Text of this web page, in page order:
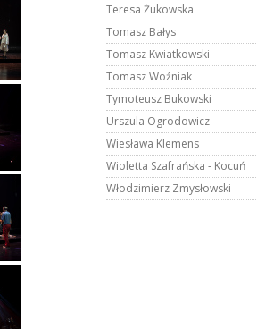
Teresa Żukowska
Tomasz Bałys
Tomasz Kwiatkowski
Tomasz Woźniak
Tymoteusz Bukowski
Urszula Ogrodowicz
Wiesława Klemens
Wioletta Szafrańska - Kocuń
Włodzimierz Zmysłowski